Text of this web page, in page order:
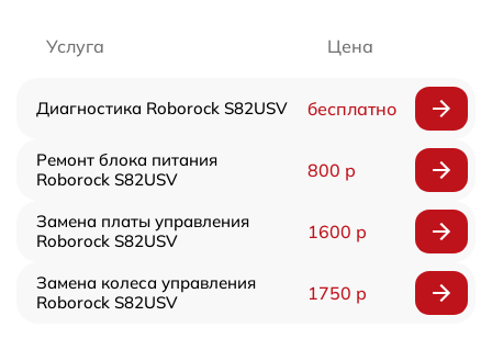
Услуга Цена
Диагностика Roborock S82USV бесплатно
Ремонт блока питания
Roborock S82USV
800 р
Замена платы управления
Roborock S82USV
1600 р
Замена колеса управления
Roborock S82USV
1750 р